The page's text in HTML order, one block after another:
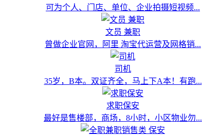
可为个人、门店、单位、企业拍摄短视频...
文员 兼职
曾做企业官网，阿里 淘宝代运营及网格销...
司机
35岁，B本。双证齐全，马上下A本！有跑...
求职保安
最好是售楼部，商场，8小时，小区物业勿...